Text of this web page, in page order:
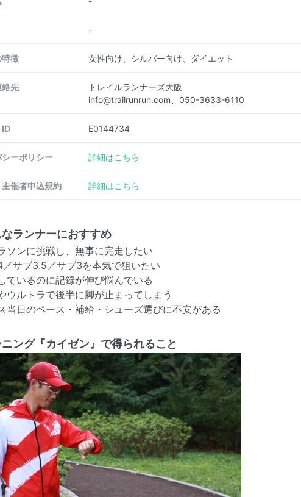
-
特徴 女性向け、シルバー向け、ダイエット
絡先
トレイルランナーズ大阪
info@trailrunrun.com、050-3633-6110
ID E0144734
ーポリシー 詳細はこちら
催者申込規約 詳細はこちら
ランナーにおすすめ
ソンに挑戦し、無事に完走したい
／サブ3.5／サブ3を本気で狙いたい
ているのに記録が伸び悩んでいる
ウルトラで後半に脚が止まってしまう
当日のペース・補給・シューズ選びに不安がある
ング『カイゼン』で得られること